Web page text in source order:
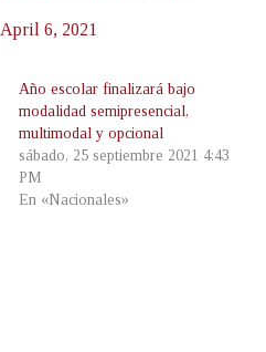
April 6, 2021
Año escolar finalizará bajo
modalidad semipresencial,
multimodal y opcional
sábado, 25 septiembre 2021 4:43
PM
En «Nacionales»